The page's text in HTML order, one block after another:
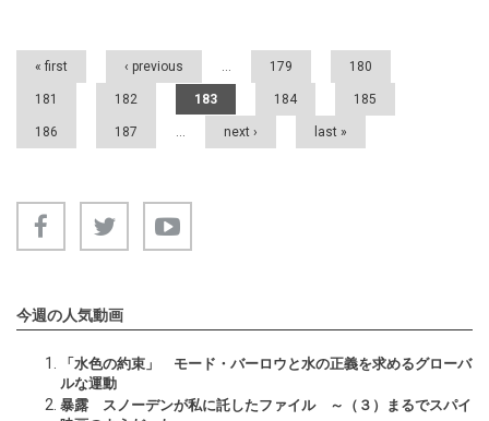
Pages
« first ‹ previous … 179 180
181 182 183 184 185
186 187 … next › last »
今週の人気動画
「水色の約束」 モード・バーロウと水の正義を求めるグローバ
ルな運動
暴露 スノーデンが私に託したファイル ～（３）まるでスパイ